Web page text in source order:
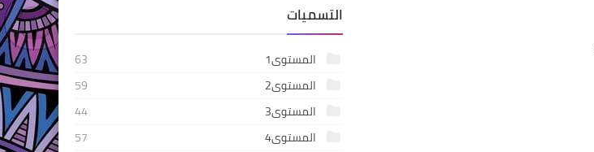
التسميات
المستوى1
63
المستوى2
59
المستوى3
44
المستوى4
57